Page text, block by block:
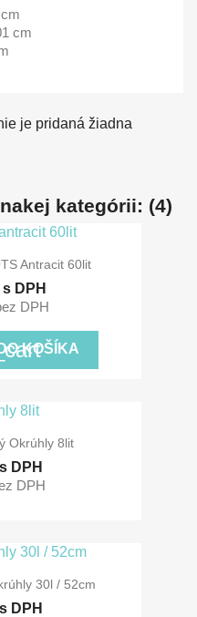
cm
je pridaná žiadna
kategórii: (4)
Antracit 60lit
s DPH
DPH
KOŠÍKA
Okrúhly 8lit
s DPH
DPH
30l / 52cm
s DPH